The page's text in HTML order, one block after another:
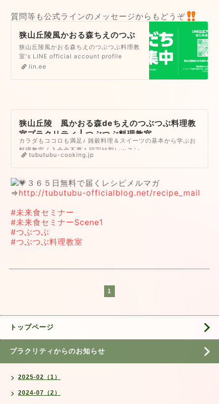
質問等も公式ラインのメッセージからもどうぞ
狭山丘陵風かおる森ちえのつぶ
つぶ料理教室 | LINE Official
Account
狭山丘陵風かおる森ちえのつぶつぶ料理教
室's LINE official account profile
page. Add them as a friend for the
lin.ee
狭山丘陵 風かおる森deちえのつぶつぶ料理教
室プラクリティ | つぶつぶ料理教室
カラダもココロも満足♪ 雑穀料理＆スイーツの基本から学ぶお
料理教室 / 入会金不要１回完結型レッスン
tubutubu-cooking.jp
３６５日無料で届くレシピメルマガ
⇒http://tubutubu-officialblog.net/recipe_mail
#未来食セミナー
#未来食セミナーScene1
#つぶつぶ
#つぶつぶ料理教室
1
トップページ
プラクリティからのお知らせ
2025-02（1）
2024-07（2）